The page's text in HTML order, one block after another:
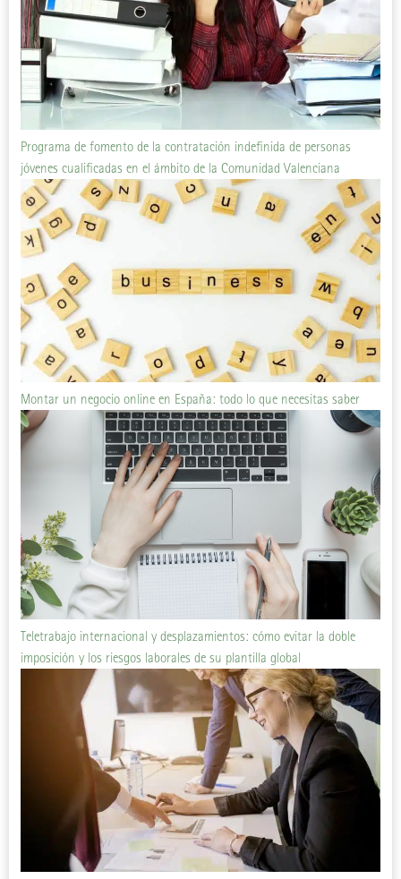
Programa de fomento de la contratación indefinida de personas
jóvenes cualificadas en el ámbito de la Comunidad Valenciana
Montar un negocio online en España: todo lo que necesitas saber
Teletrabajo internacional y desplazamientos: cómo evitar la doble
imposición y los riesgos laborales de su plantilla global